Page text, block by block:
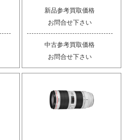
新品参考買取価格
お問合せ下さい
中古参考買取価格
お問合せ下さい